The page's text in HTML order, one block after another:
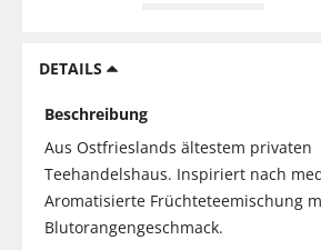
DETAILS
Beschreibung
Aus Ostfrieslands ältestem privaten
Teehandelshaus. Inspiriert nach
Aromatisierte Früchteteemischung
Blutorangengeschmack.